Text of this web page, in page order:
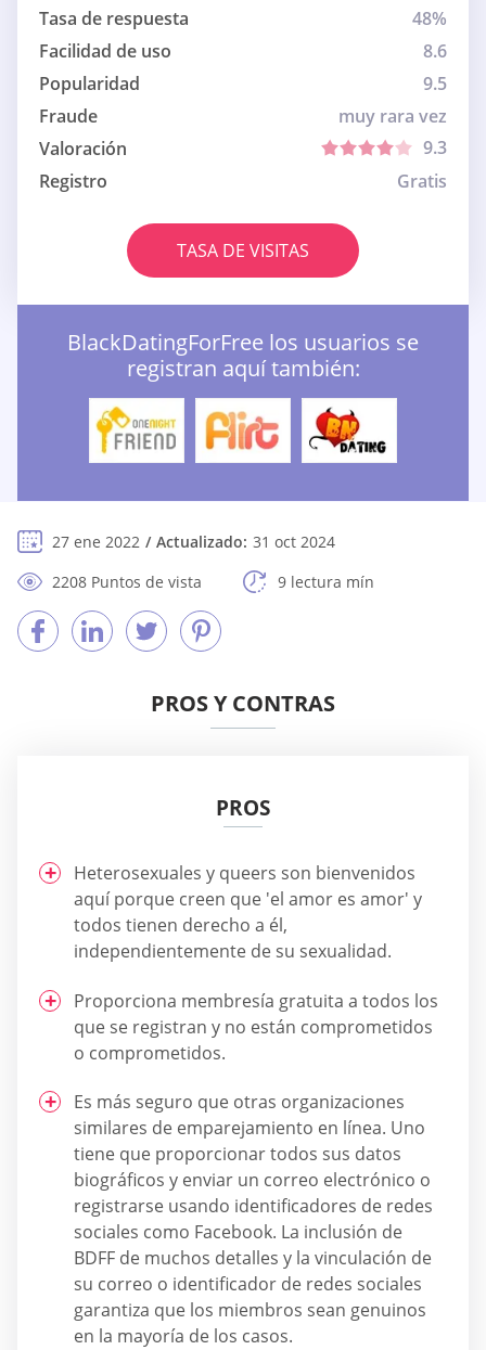
Tasa de respuesta
48%
Facilidad de uso
8.6
Popularidad
9.5
Fraude
muy rara vez
Valoración
9.3
Registro
Gratis
TASA DE VISITAS
BlackDatingForFree los usuarios se
registran aquí también:
27 ene 2022 Actualizado: 31 oct 2024
2208 Puntos de vista
9 lectura mín
PROS Y CONTRAS
PROS
Heterosexuales y queers son bienvenidos
aquí porque creen que 'el amor es amor' y
todos tienen derecho a él,
independientemente de su sexualidad.
Proporciona membresía gratuita a todos los
que se registran y no están comprometidos
o comprometidos.
Es más seguro que otras organizaciones
similares de emparejamiento en línea. Uno
tiene que proporcionar todos sus datos
biográficos y enviar un correo electrónico o
registrarse usando identificadores de redes
sociales como Facebook. La inclusión de
BDFF de muchos detalles y la vinculación de
su correo o identificador de redes sociales
garantiza que los miembros sean genuinos
en la mayoría de los casos.